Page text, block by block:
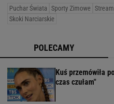
Puchar Świata Sporty Zimowe Stream
Skoki Narciarskie
POLECAMY
Kuś przemówiła
czas czułam"